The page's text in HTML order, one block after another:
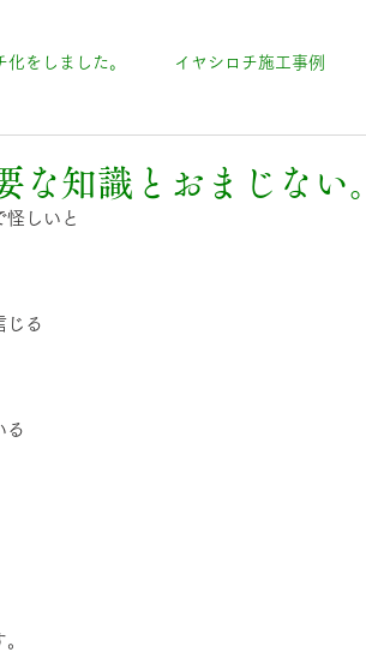
をしました。 イヤシロチ施工事例
な知識とおまじない
しいと
じる
る